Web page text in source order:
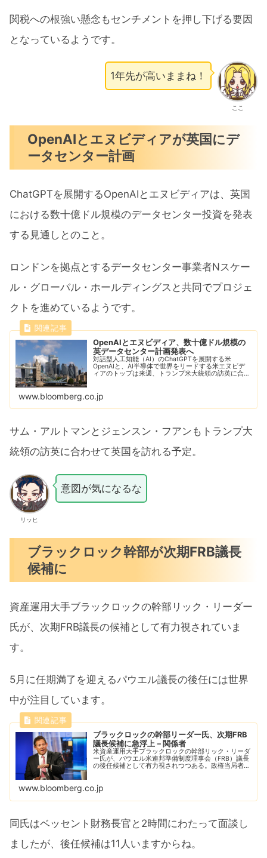
関税への根強い懸念もセンチメントを押し下げる要因
となっているようです。
ここ
1年先が高いままね！
OpenAIとエヌビディアが英国にデ
ータセンター計画
ChatGPTを展開するOpenAIとエヌビディアは、英国
における数十億ドル規模のデータセンター投資を発表
する見通しとのこと。
ロンドンを拠点とするデータセンター事業者Nスケー
ル・グローバル・ホールディングスと共同でプロジェ
クトを進めているようです。
OpenAIとエヌビディア、数十億ドル規模の
英データセンター計画発表へ
対話型人工知能（AI）のChatGPTを展開する米
OpenAIと、AI半導体で世界をリードする米エヌビデ
ィアのトップは来週、トランプ米大統領の訪英に合わ
www.bloomberg.co.jp
サム・アルトマンとジェンスン・フアンもトランプ大
統領の訪英に合わせて英国を訪れる予定。
リッヒ
意図が気になるな
ブラックロック幹部が次期FRB議長
候補に
資産運用大手ブラックロックの幹部リック・リーダー
氏が、次期FRB議長の候補として有力視されていま
す。
5月に任期満了を迎えるパウエル議長の後任には世界
中が注目しています。
ブラックロックの幹部リーダー氏、次期FRB
議長候補に急浮上－関係者
米資産運用大手ブラックロックの幹部リック・リーダ
ー氏が、パウエル米連邦準備制度理事会（FRB）議長
の後任候補として有力視されつつある。政権当局者が
www.bloomberg.co.jp
同氏はベッセント財務長官と2時間にわたって面談し
ましたが、後任候補は11人いますからね。